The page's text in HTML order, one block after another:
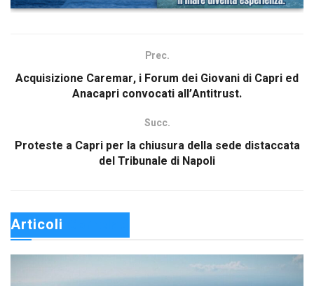
Prec.
Acquisizione Caremar, i Forum dei Giovani di Capri ed
Anacapri convocati all’Antitrust.
Succ.
Proteste a Capri per la chiusura della sede distaccata
del Tribunale di Napoli
Articoli